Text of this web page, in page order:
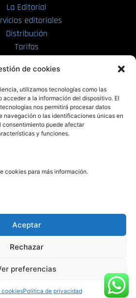
de cookies
utilizamos tecnologías como las
acceder a la información del dispositivo. El
nos permitirá procesar datos
navegación o las identificaciones únicas en
consentimiento puede afectar
y funciones.
cookies para más información.
Aceptar
Rechazar
preferencias
cookiesPolitica de privacidad
La Editorial
editoriales
Distribución
Tarifas
PRL | Films
PRL | Play
PRL | LAB
Noticias
Legal
Aviso Legal
de Cookies
de Privacidad